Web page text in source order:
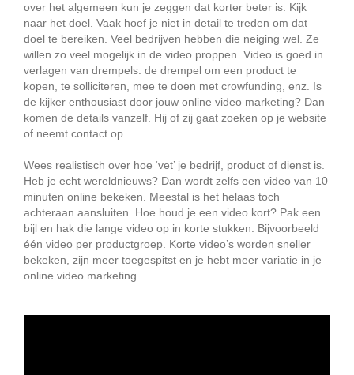
over het algemeen kun je zeggen dat korter beter is. Kijk
naar het doel. Vaak hoef je niet in detail te treden om dat
doel te bereiken. Veel bedrijven hebben die neiging wel. Ze
willen zo veel mogelijk in de video proppen. Video is goed in
verlagen van drempels: de drempel om een product te
kopen, te solliciteren, mee te doen met crowfunding, enz. Is
de kijker enthousiast door jouw online video marketing? Dan
komen de details vanzelf. Hij of zij gaat zoeken op je website
of neemt contact op.
Wees realistisch over hoe ‘vet’ je bedrijf, product of dienst is.
Heb je echt wereldnieuws? Dan wordt zelfs een video van 10
minuten online bekeken. Meestal is het helaas toch
achteraan aansluiten. Hoe houd je een video kort? Pak een
bijl en hak die lange video op in korte stukken. Bijvoorbeeld
één video per productgroep. Korte video’s worden sneller
bekeken, zijn meer toegespitst en je hebt meer variatie in je
online video marketing.